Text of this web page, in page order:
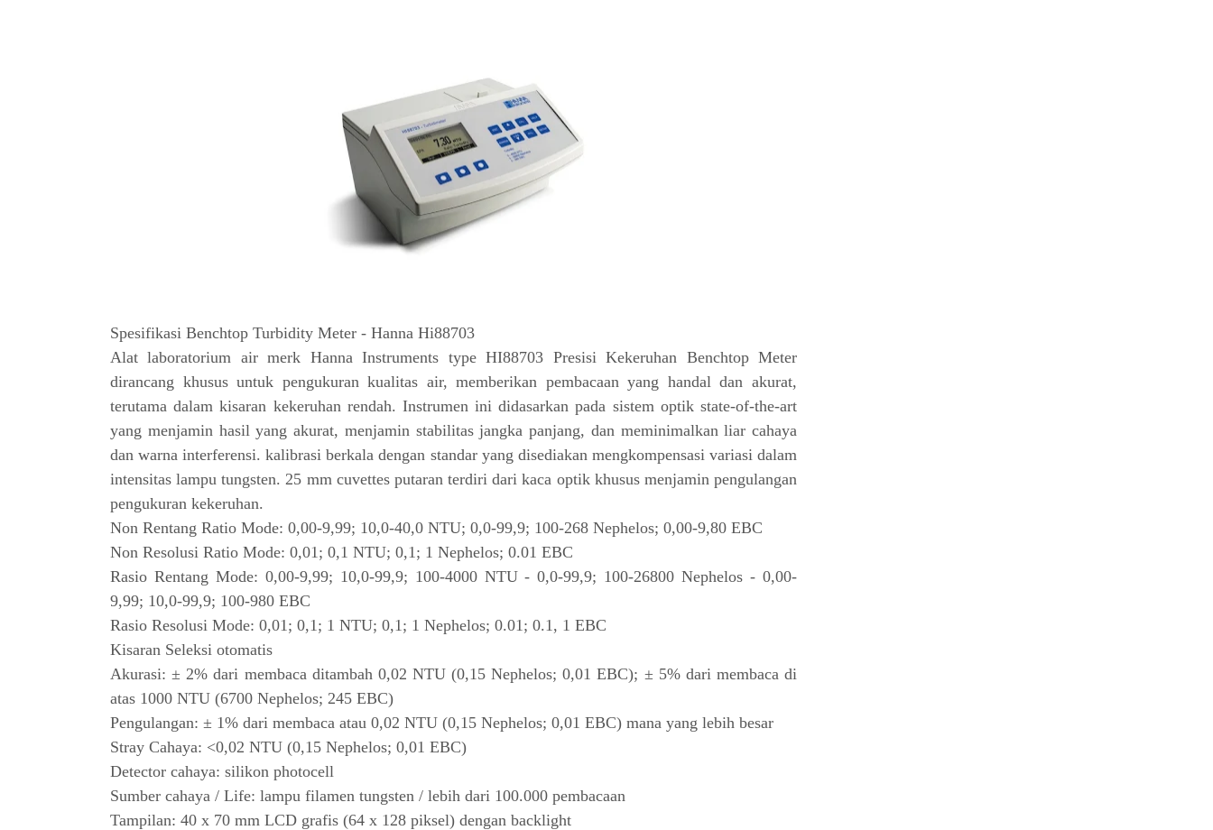
Spesifikasi Benchtop Turbidity Meter - Hanna Hi88703
Alat laboratorium air merk Hanna Instruments type HI88703 Presisi Kekeruhan Benchtop Meter
dirancang khusus untuk pengukuran kualitas air, memberikan pembacaan yang handal dan akurat,
terutama dalam kisaran kekeruhan rendah. Instrumen ini didasarkan pada sistem optik state-of-the-art
yang menjamin hasil yang akurat, menjamin stabilitas jangka panjang, dan meminimalkan liar cahaya
dan warna interferensi. kalibrasi berkala dengan standar yang disediakan mengkompensasi variasi dalam
intensitas lampu tungsten. 25 mm cuvettes putaran terdiri dari kaca optik khusus menjamin pengulangan
pengukuran kekeruhan.
Non Rentang Ratio Mode: 0,00-9,99; 10,0-40,0 NTU; 0,0-99,9; 100-268 Nephelos; 0,00-9,80 EBC
Non Resolusi Ratio Mode: 0,01; 0,1 NTU; 0,1; 1 Nephelos; 0.01 EBC
Rasio Rentang Mode: 0,00-9,99; 10,0-99,9; 100-4000 NTU - 0,0-99,9; 100-26800 Nephelos - 0,00-
9,99; 10,0-99,9; 100-980 EBC
Rasio Resolusi Mode: 0,01; 0,1; 1 NTU; 0,1; 1 Nephelos; 0.01; 0.1, 1 EBC
Kisaran Seleksi otomatis
Akurasi: ± 2% dari membaca ditambah 0,02 NTU (0,15 Nephelos; 0,01 EBC); ± 5% dari membaca di
atas 1000 NTU (6700 Nephelos; 245 EBC)
Pengulangan: ± 1% dari membaca atau 0,02 NTU (0,15 Nephelos; 0,01 EBC) mana yang lebih besar
Stray Cahaya: <0,02 NTU (0,15 Nephelos; 0,01 EBC)
Detector cahaya: silikon photocell
Sumber cahaya / Life: lampu filamen tungsten / lebih dari 100.000 pembacaan
Tampilan: 40 x 70 mm LCD grafis (64 x 128 piksel) dengan backlight